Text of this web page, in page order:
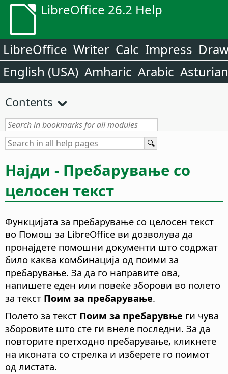
LibreOffice 26.2 Help
LibreOffice Writer Calc Impress
English (USA) Amharic Arabic Asturian
Contents
Најди - Пребарување со
целосен текст
Функцијата за пребарување со целосен текст
во Помош за LibreOffice ви дозволува да
пронајдете помошни документи што содржат
било каква комбинација од поими за
пребарување. За да го направите ова,
напишете еден или повеќе зборови во полето
за текст Поим за пребарување.
Полето за текст Поим за пребарувње ги чува
зборовите што сте ги внеле последни. За да
повторите претходно пребарување, кликнете
на иконата со стрелка и изберете го поимот
од листата.